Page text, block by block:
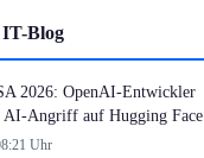
Blog
2026: OpenAI-Entwickler
AI-Angriff auf Hugging Face
Uhr